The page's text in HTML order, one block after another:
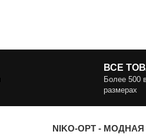
ВСЕ
Более 500
размерах
NIKO-OPT -